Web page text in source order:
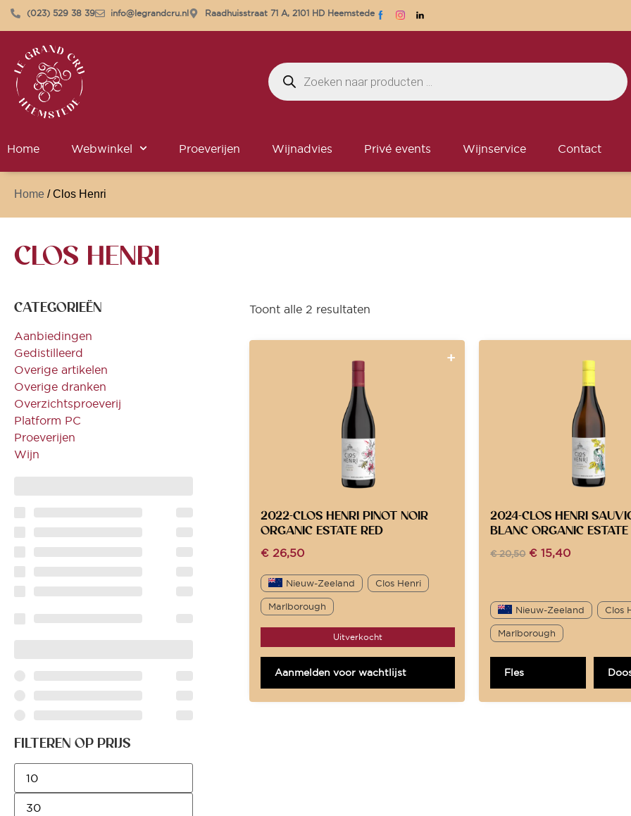
(023) 529 38 39 info@legrandcru.nl Raadhuisstraat 71 A, 2101 HD Heemstede
Home Webwinkel Proeverijen Wijnadvies Privé events Wijnservice Contact
Home / Clos Henri
CLOS HENRI
CATEGORIEËN
Aanbiedingen
Gedistilleerd
Overige artikelen
Overige dranken
Overzichtsproeverij
Platform PC
Proeverijen
Wijn
FILTEREN OP PRIJS
Toont alle 2 resultaten
2022-CLOS HENRI PINOT NOIR
ORGANIC ESTATE RED
€26,50
Nieuw-Zeeland Clos Henri
Marlborough
Uitverkocht
Aanmelden voor wachtlijst
2024-CLOS HENRI
BLANC ORGANIC
€20,50 € 15,40
Nieuw-Zeeland Clos
Marlborough
Fles